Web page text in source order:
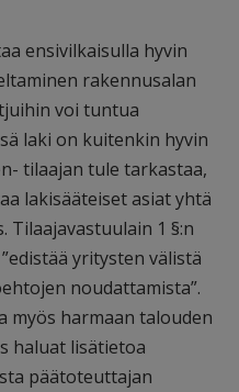
ensivilkaisulla hyvin
rakennusalan
voi tuntua
laki on kuitenkin hyvin
tilaajan tule tarkastaa,
lakisääteiset asiat yhtä
Tilaajavastuulain 1 §:n
yritysten välistä
noudattamista”.
myös harmaan talouden
haluat lisätietoa
päätoteuttajan